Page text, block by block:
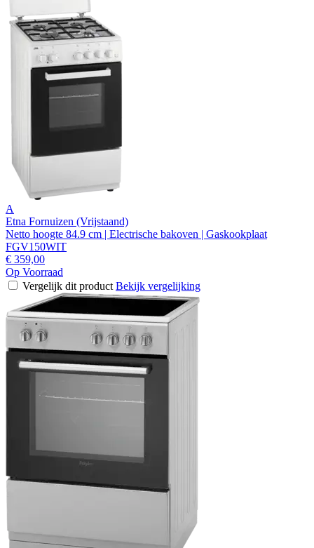
A
Etna Fornuizen (Vrijstaand)
Netto hoogte 84.9 cm | Electrische bakoven | Gaskookplaat
FGV150WIT
€ 359,00
Op Voorraad
Vergelijk dit product Bekijk vergelijking